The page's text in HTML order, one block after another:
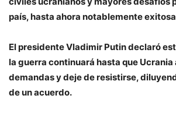
país, hasta ahora notablemente
El presidente Vladimir Putin declaró
la guerra continuará hasta que Ucrania
demandas y deje de resistirse,
de un acuerdo.